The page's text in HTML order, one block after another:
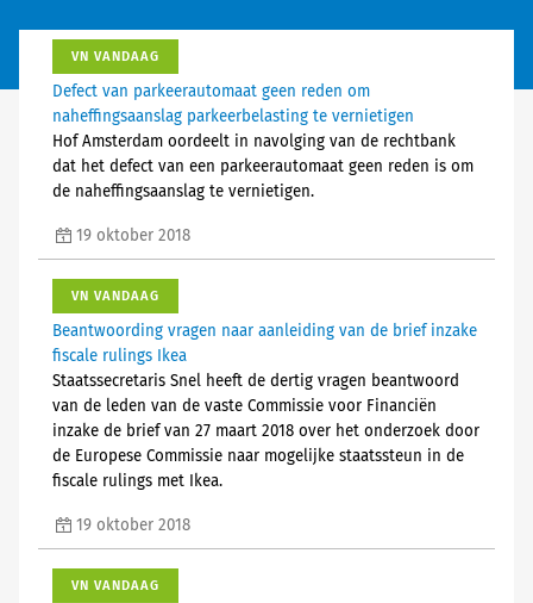
VN VANDAAG
Defect van parkeerautomaat geen reden om
naheffingsaanslag parkeerbelasting te vernietigen
Hof Amsterdam oordeelt in navolging van de rechtbank
dat het defect van een parkeerautomaat geen reden is om
de naheffingsaanslag te vernietigen.
19 oktober 2018
VN VANDAAG
Beantwoording vragen naar aanleiding van de brief inzake
fiscale rulings Ikea
Staatssecretaris Snel heeft de dertig vragen beantwoord
van de leden van de vaste Commissie voor Financiën
inzake de brief van 27 maart 2018 over het onderzoek door
de Europese Commissie naar mogelijke staatssteun in de
fiscale rulings met Ikea.
19 oktober 2018
VN VANDAAG